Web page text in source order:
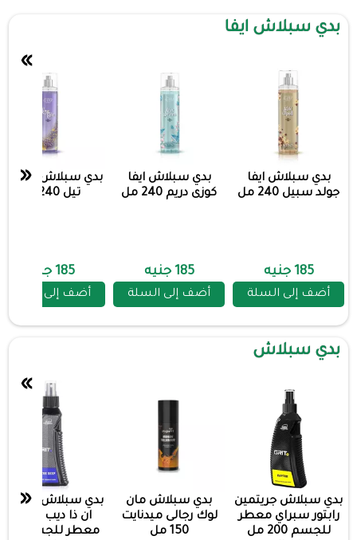
بدي سبلاش ايفا
بدي سبلاش ايفا
جولد سبيل 240 مل
185 جنيه
أضف إلى السلة
بدي سبلاش ايفا
كوزى دريم 240 مل
185 جنيه
أضف إلى السلة
بدي سبلاش ايفا
تيل 240 مل
185 جنيه
أضف إلى السلة
»
«
بدي سبلاش
بدي سبلاش جريتمين
رابتور سبراي معطر
للجسم 200 مل
بدي سبلاش مان
لوك رجالى ميدنايت
150 مل
بدي سبلاش
ان ذا ديب سبراي
»
«